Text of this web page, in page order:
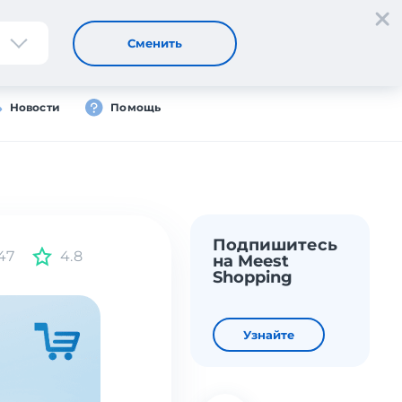
Регистрация
Новости Помощь
Сменить
4.8
Подпишитесь
на Meest
Shopping
Узнайте